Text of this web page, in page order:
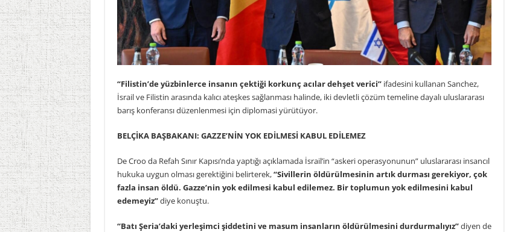
“Filistin’de yüzbinlerce insanın çektiği korkunç acılar dehşet verici”ifadesini kullanan Sanchez,
İsrail ve Filistin arasında kalıcı ateşkes sağlanması halinde, iki devletli çözüm temeline dayalı uluslararası
barış konferansı düzenlenmesi için diplomasi yürütüyor.
BELÇİKA BAŞBAKANI: GAZZE’NİN YOK EDİLMESİ KABUL EDİLEMEZ
De Croo da Refah Sınır Kapısı’nda yaptığı açıklamada İsrail’in “askeri operasyonunun” uluslararası insancıl
hukuka uygun olması gerektiğini belirterek,“Sivillerin öldürülmesinin artık durması gerekiyor, çok
fazla insan öldü. Gazze’nin yok edilmesi kabul edilemez. Bir toplumun yok edilmesini kabul
edemeyiz”diye konuştu.
“Batı Şeria’daki yerleşimci şiddetini ve masum insanların öldürülmesini durdurmalıyız”diyen de